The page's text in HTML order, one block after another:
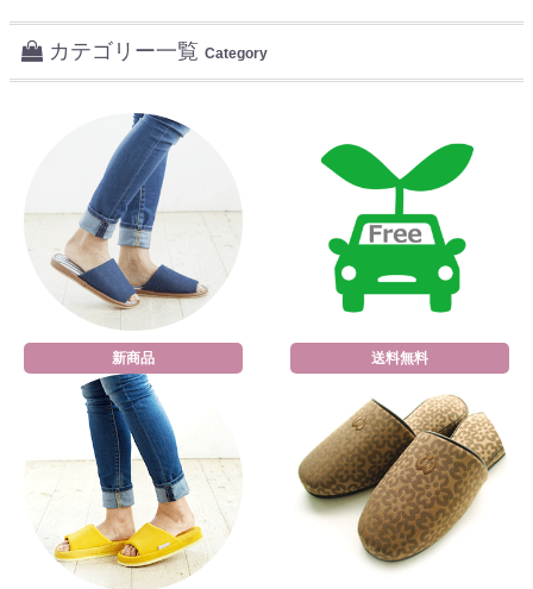
カテゴリー一覧 Category
新商品 送料無料